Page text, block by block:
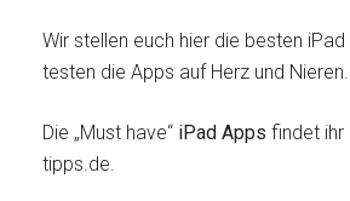
Wir stellen euch hier die besten
testen die Apps auf Herz und Nieren.
Die „Must have“ iPad Apps findet ihr
tipps.de.